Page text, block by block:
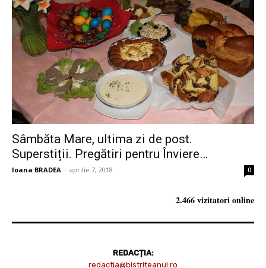
Sâmbăta Mare, ultima zi de post.
Superstiții. Pregătiri pentru Înviere…
Ioana BRADEA - aprilie 7, 2018 0
2.466 vizitatori online
REDACȚIA:
redactia@bistriteanul.ro